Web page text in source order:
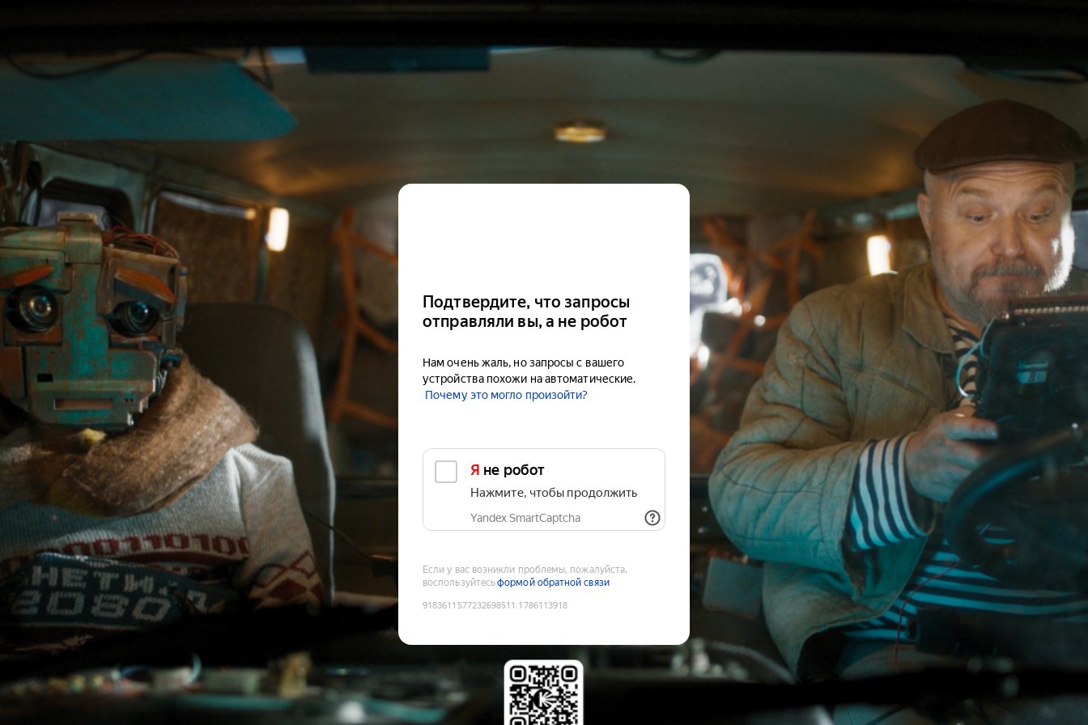
Подтвердите, что запросы
отправляли вы, а не робот
Нам очень жаль, но запросы с вашего
устройства похожи на автоматические.
Почему это могло произойти?
Я не робот
Нажмите, чтобы продолжить
Yandex SmartCaptcha
Если у вас возникли проблемы, пожалуйста,
воспользуйтесьформой обратной связи
9183611577232698511 :1786113918